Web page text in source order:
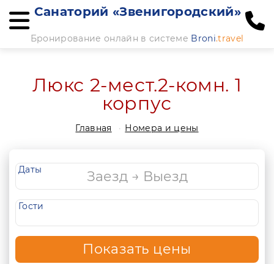
Санаторий «Звенигородский»
Бронирование онлайн в системе Broni.travel
Люкс 2-мест.2-комн. 1
корпус
Главная Номера и цены
Даты
Гости
Показать цены